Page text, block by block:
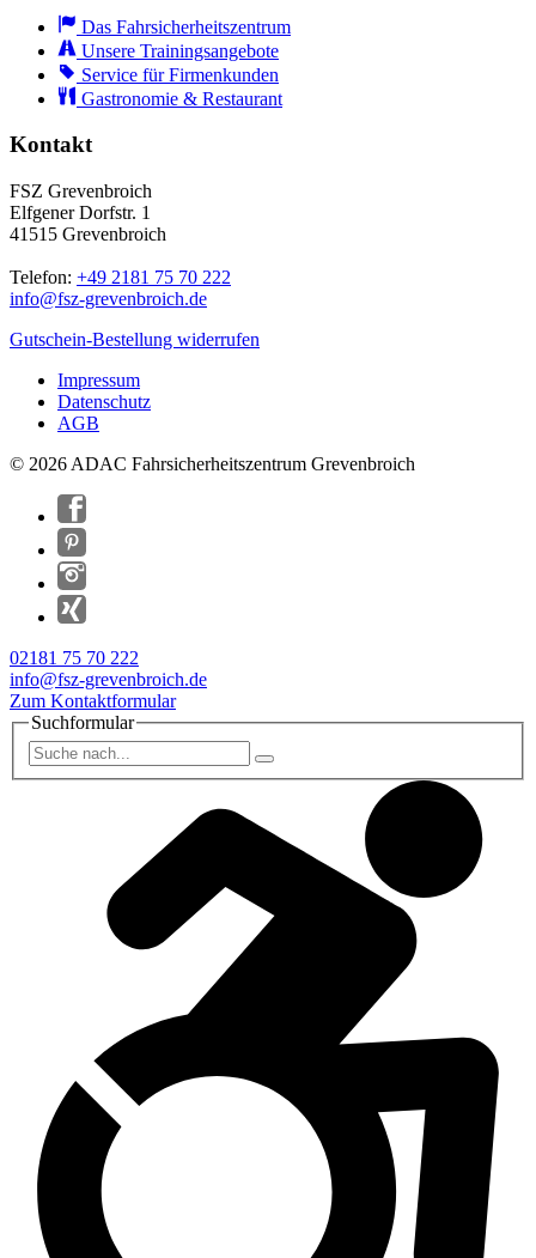
Das Fahrsicherheitszentrum
Unsere Trainingsangebote
Service für Firmenkunden
Gastronomie & Restaurant
Kontakt
FSZ Grevenbroich
Elfgener Dorfstr. 1
41515 Grevenbroich
Telefon: +49 2181 75 70 222
info@fsz-grevenbroich.de
Gutschein-Bestellung widerrufen
Impressum
Datenschutz
AGB
© 2026 ADAC Fahrsicherheitszentrum Grevenbroich
02181 75 70 222
info@fsz-grevenbroich.de
Zum Kontaktformular
Suchformular